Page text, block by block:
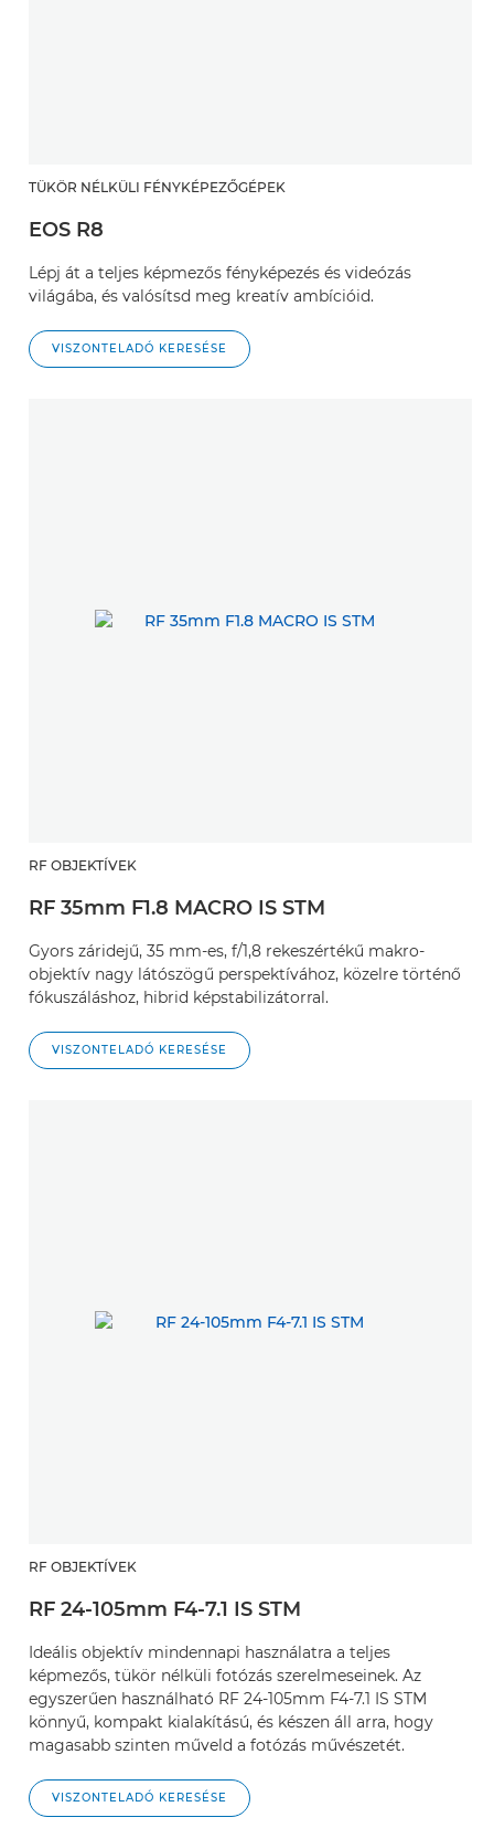
TÜKÖR NÉLKÜLI FÉNYKÉPEZŐGÉPEK
EOS R8
Lépj át a teljes képmezős fényképezés és videózás
világába, és valósítsd meg kreatív ambícióid.
VISZONTELADÓ KERESÉSE
RF OBJEKTÍVEK
RF 35mm F1.8 MACRO IS STM
Gyors záridejű, 35 mm-es, f/1,8 rekeszértékű makro-
objektív nagy látószögű perspektívához, közelre történő
fókuszáláshoz, hibrid képstabilizátorral.
VISZONTELADÓ KERESÉSE
RF OBJEKTÍVEK
RF 24-105mm F4-7.1 IS STM
Ideális objektív mindennapi használatra a teljes
képmezős, tükör nélküli fotózás szerelmeseinek. Az
egyszerűen használható RF 24-105mm F4-7.1 IS STM
könnyű, kompakt kialakítású, és készen áll arra, hogy
magasabb szinten műveld a fotózás művészetét.
VISZONTELADÓ KERESÉSE